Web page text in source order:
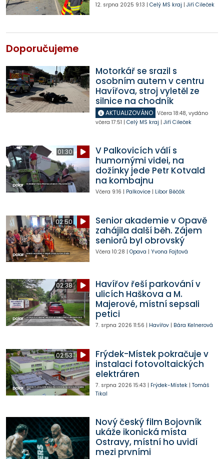
12. srpna 2025 9:13 | Celý MS kraj | Jiří Cileček
Doporučujeme
Motorkář se srazil s
osobním autem v centru
Havířova, stroj vyletěl ze
silnice na chodník
AKTUALIZOVÁNO Včera 18:48, vydáno
včera 17:51 | Celý MS kraj | Jiří Cileček
01:30
V Palkovicích válí s
humornými videi, na
dožínky jede Petr Kotvald
na kombajnu
Včera 9:16 | Palkovice| Libor Běčák
02:50
Senior akademie v Opavě
zahájila další běh. Zájem
seniorů byl obrovský
Včera 10:28 | Opava | Yvona Fajtová
02:38
Havířov řeší parkování v
ulicích Haškova a M.
Majerové, místní sepsali
petici
7. srpna 2026 11:56 | Havířov| Bára Kelnerová
02:53
Frýdek-Místek pokračuje v
instalaci fotovoltaických
elektráren
7. srpna 2026 15:43 | Frýdek-Místek| Tomáš
Tikal
Nový český film Bojovník
ukáže ikonická místa
Ostravy, místní ho uvidí
mezi prvními